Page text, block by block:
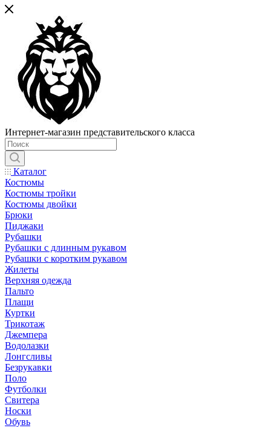
Интернет-магазин представительского класса
Каталог
Костюмы
Костюмы тройки
Костюмы двойки
Брюки
Пиджаки
Рубашки
Рубашки с длинным рукавом
Рубашки с коротким рукавом
Жилеты
Верхняя одежда
Пальто
Плащи
Куртки
Трикотаж
Джемпера
Водолазки
Лонгсливы
Безрукавки
Поло
Футболки
Свитера
Носки
Обувь